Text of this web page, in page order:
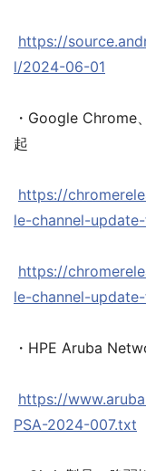
https://
l/2024-06-01
・Google Chrome
起
https://
le-channel-
https://
le-channel-
・HPE Aruba
https://
PSA-2024-007.txt